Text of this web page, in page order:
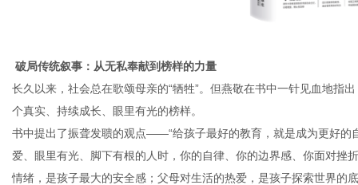
破局传统叙事：从无私奉献到榜样的力量
长久以来，社会总在歌颂母亲的“牺牲”。但燕敬在书中一针见血地指
个真实、持续成长、眼里有光的榜样。
书中提出了振聋发聩的观点——“给孩子最好的教育，就是成为更好的
爱、眼里有光、脚下有根的人时，你的自律、你的边界感、你面对挫
情绪，是孩子最大的安全感；父母对生活的热爱，是孩子探索世界的